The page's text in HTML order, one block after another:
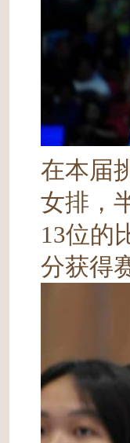
在本届
女排，
13位的
分获得